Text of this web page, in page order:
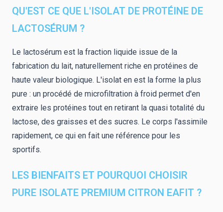
QU'EST CE QUE L'ISOLAT DE PROTÉINE DE
LACTOSÉRUM ?
Le lactosérum est la fraction liquide issue de la
fabrication du lait, naturellement riche en protéines de
haute valeur biologique. L'isolat en est la forme la plus
pure : un procédé de microfiltration à froid permet d'en
extraire les protéines tout en retirant la quasi totalité du
lactose, des graisses et des sucres. Le corps l'assimile
rapidement, ce qui en fait une référence pour les
sportifs.
LES BIENFAITS ET POURQUOI CHOISIR
PURE ISOLATE PREMIUM CITRON EAFIT ?